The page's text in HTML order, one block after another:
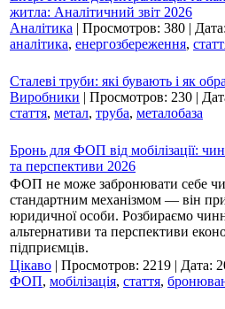
житла: Аналітичний звіт 2026
Аналітика | Просмотров: 380 | Дата:
аналітика, енергозбереження,
Сталеві труби: які бувають і як
Виробники | Просмотров: 230 |
стаття, метал, труба, металобаза
Бронь для ФОП від мобілізації:
та перспективи 2026
ФОП не може забронювати себе чи
стандартним механізмом — він
юридичної особи. Розбираємо
альтернативи та перспективи
підприємців.
Цікаво | Просмотров: 2219 | Дата:
ФОП, мобілізація, стаття,